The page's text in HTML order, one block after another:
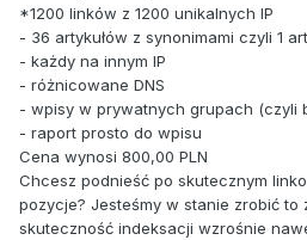
*1200 linków z 1200 unikalnych IP
- 36 artykułów z synonimami czyli 1
- każdy na innym IP
- różnicowane DNS
- wpisy w prywatnych grupach (czyli
- raport prosto do wpisu
Cena wynosi 800,00 PLN
Chcesz podnieść po skutecznym
pozycje? Jesteśmy w stanie zrobić to
skuteczność indeksacji wzrośnie